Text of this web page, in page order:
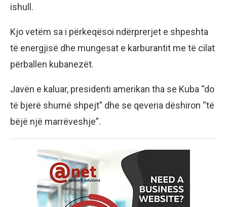
ishull.
Kjo vetëm sa i përkeqësoi ndërprerjet e shpeshta
të energjisë dhe mungesat e karburantit me të cilat
përballen kubanezët.
Javën e kaluar, presidenti amerikan tha se Kuba “do
të bjerë shumë shpejt” dhe se qeveria dëshiron “të
bëjë një marrëveshje”.